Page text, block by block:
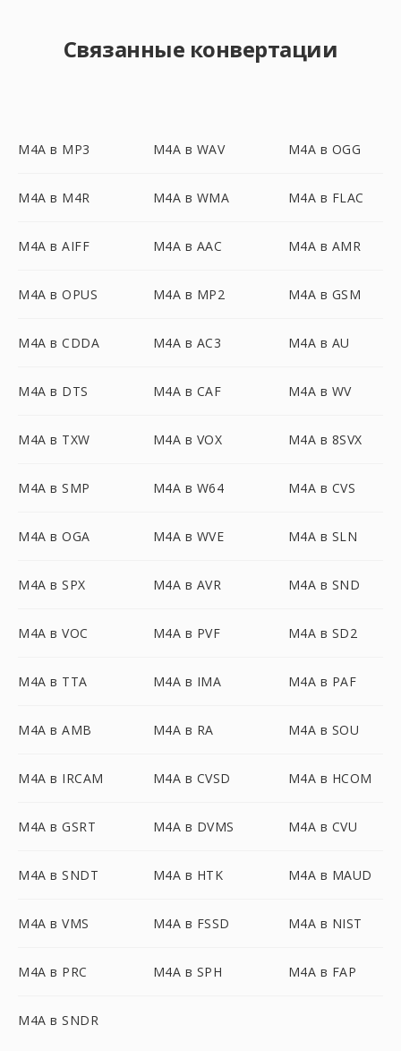
Связанные конвертации
M4A в MP3 M4A в WAV M4A в OGG
M4A в M4R M4A в WMA M4A в FLAC
M4A в AIFF M4A в AAC M4A в AMR
M4A в OPUS M4A в MP2 M4A в GSM
M4A в CDDA M4A в AC3 M4A в AU
M4A в DTS M4A в CAF M4A в WV
M4A в TXW M4A в VOX M4A в 8SVX
M4A в SMP M4A в W64 M4A в CVS
M4A в OGA M4A в WVE M4A в SLN
M4A в SPX M4A в AVR M4A в SND
M4A в VOC M4A в PVF M4A в SD2
M4A в TTA M4A в IMA M4A в PAF
M4A в AMB M4A в RA M4A в SOU
M4A в IRCAM M4A в CVSD M4A в HCOM
M4A в GSRT M4A в DVMS M4A в CVU
M4A в SNDT M4A в HTK M4A в MAUD
M4A в VMS M4A в FSSD M4A в NIST
M4A в PRC M4A в SPH M4A в FAP
M4A в SNDR